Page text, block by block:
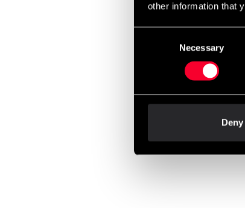
other information that
Necessary
Deny